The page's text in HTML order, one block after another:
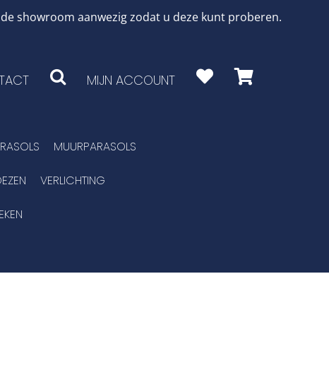
showroom aanwezig zodat u deze kunt proberen.
MIJN ACCOUNT
MUURPARASOLS
VERLICHTING